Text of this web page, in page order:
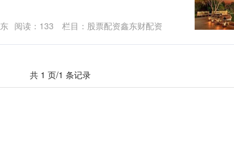
阅读： 133 栏目： 股票配资鑫东财配资
共 1 页/1 条记录